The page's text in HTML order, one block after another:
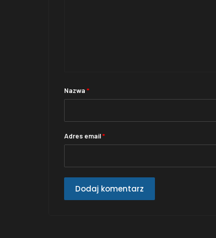
Nazwa *
Adres email*